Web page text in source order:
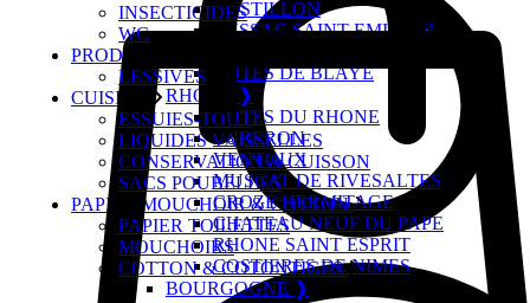
INSECTICIDES
WC
PRODUITS DU LINGE
LESSIVES
CUISINE
ESSUIES-TOUT
LIQUIDES VAISSELLES
CONSERVATION & CUISSON
SACS POUBELLES
PAPIER,MOUCHOIR & COTTON
PAPIER TOILETTES
MOUCHOIRS
COTTON & COTONTIGES
CASTILLON
LUSSAC SAINT EMILION
COTES DE BLAYE
RHONE ❱
COTES DU RHONE
LUBERON
VENTOUX
MUSCAT DE RIVESALTES
CROZE HERMITAGE
CHATEAU NEUF DU PAPE
RHONE SAINT ESPRIT
COSTIERES DE NIMES
BOURGOGNE ❱